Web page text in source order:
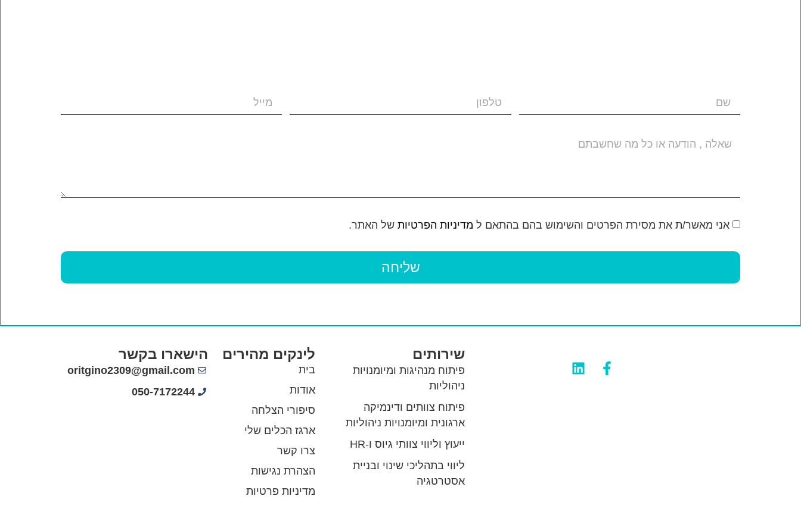
אני מאשר/ת את מסירת הפרטים והשימוש בהם בהתאם ל מדיניות הפרטיות של האתר.
שליחה
שירותים
פיתוח מנהיגות ומיומנויות
ניהוליות
פיתוח צוותים ודינמיקה
ארגונית ומיומנויות ניהוליות
ייעוץ וליווי צוותי גיוס ו-HR
ליווי בתהליכי שינוי ובניית
אסטרטגיה
לינקים מהירים
בית
אודות
סיפורי הצלחה
ארגז הכלים שלי
צרו קשר
הצהרת נגישות
מדיניות פרטיות
הישארו בקשר
oritgino2309@gmail.com
050-7172244